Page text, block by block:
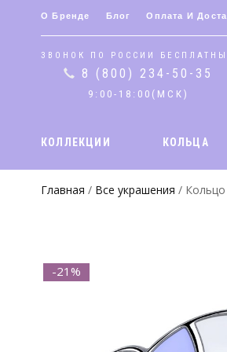
О Бренде Блог Оплата И
ЗВОНОК ПО РОССИИ
8 (800) 234-50-35
9:00-18:00(МСК)
КОЛЛЕКЦИИ КОЛЬЦА
Главная / Все украшения / Кольцо
-21%